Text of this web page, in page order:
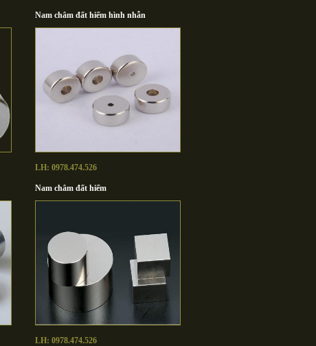
Nam châm đất hiếm hình nhẫn
LH: 0978.474.526
Nam châm đất hiếm
LH: 0978.474.526